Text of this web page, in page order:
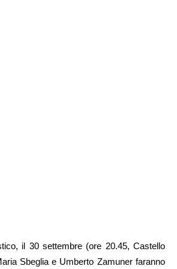
il 30 settembre (ore 20.45, Castello
Sbeglia e Umberto Zamuner faranno